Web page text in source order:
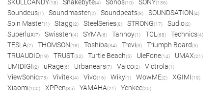
SKULLCANDY(18) Snakebyte(4) Sonos(10) SONY(136)
Soundeus(1) Soundmaster(2) Soundpeats(8) SOUNDSATION(4)
Spin Master(1) Stagg(2) SteelSeries(8) STRONG(17) Sudio(2)
Superlux(7) Swissten(4) SYMA(6) Tannoy(1) TCL (68) Technics(4)
TESLA(2) THOMSON(18) Toshiba(34) Trevi(3) Triumph Board(5)
TRUAUDIO(19) TRUST(32) Turtle Beach(5) UleFone(14) UMAX(21)
UMIDIGI(2) uRage(6) Urbanears(7) Valco(2) Victrola(1)
ViewSonic(75) Vivitek(4) Vivo(16) Wiky(1) WowME(2) XGIMI(19)
Xiaomi(100) XPPen(35) YAMAHA(21) Yenkee(25)